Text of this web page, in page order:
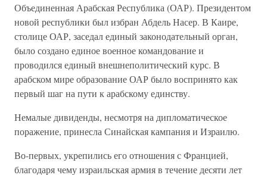
Объединенная Арабская Республика (ОАР). Президентом
новой республики был избран Абдель Насер. В Каире,
столице ОАР, заседал единый законодательный орган,
было создано единое военное командование и
проводился единый внешнеполитический курс. В
арабском мире образование ОАР было воспринято как
первый шаг на пути к арабскому единству.
Немалые дивиденды, несмотря на дипломатическое
поражение, принесла Синайская кампания и Израилю.
Во-первых, укрепились его отношения с Францией,
благодаря чему израильская армия в течение десяти лет